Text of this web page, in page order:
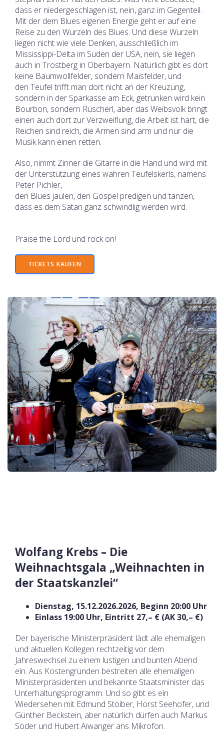
dass er niedergeschlagen ist, nein, ganz im Gegenteil.
Mit der dem Blues eigenen Energie geht er auf eine
Reise zu den Wurzeln des Blues. Und diese Wurzeln
liegen nicht wie viele Denken, ausschließlich im
Mississippi-Delta im Süden der USA, nein, sie liegen
auch in Trostberg in Oberbayern. Natürlich gibt es dort
keine Baumwollfelder, sondern Maisfelder, und
den Teufel trifft man dort nicht an der Kreuzung,
sondern in der Sparkasse am Eck, getrunken wird kein
Bourbon, sondern Rüscherl, aber das Weibsvolk bringt
einen auch dort zur Verzweiflung, die Arbeit ist hart, die
Reichen sind reich, die Armen sind arm und nur die
Musik kann einen retten.
Also, nimmt Zinner die Gitarre in die Hand und wird mit
der Unterstützung eines wahren Teufelskerls, namens
Peter Pichler,
den Blues jaulen, den Gospel predigen und tanzen,
dass es dem Satan ganz schwindlig werden wird.
Praise the Lord und rock on!
TICKETS KAUFEN
Wolfang Krebs – Die
Weihnachtsgala „Weihnachten in
der Staatskanzlei“
Dienstag, 15.12.2026.2026, Beginn 20:00 Uhr
Einlass 19:00 Uhr, Eintritt 27,– € (AK 30,– €)
Der bayerische Ministerpräsident lädt alle ehemaligen
und aktuellen Kollegen rechtzeitig vor dem
Jahreswechsel zu einem lustigen und bunten Abend
ein. Aus Kostengründen bestreiten alle ehemaligen
Ministerpräsidenten und bekannte Staatsminister das
Unterhaltungsprogramm. Und so gibt es ein
Wiedersehen mit Edmund Stoiber, Horst Seehofer, und
Günther Beckstein, aber natürlich dürfen auch Markus
Söder und Hubert Aiwanger ans Mikrofon.